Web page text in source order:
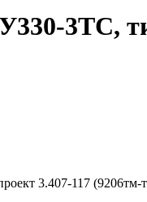
3ТС,
3.407-117 (9206тм-